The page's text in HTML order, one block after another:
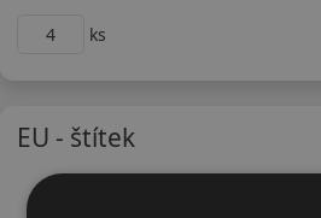
ks
EU - štítek